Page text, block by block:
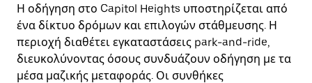
Η οδήγηση στο Capitol Heights υποστηρίζεται από
ένα δίκτυο δρόμων και επιλογών στάθμευσης. Η
περιοχή διαθέτει εγκαταστάσεις park-and-ride,
διευκολύνοντας όσους συνδυάζουν οδήγηση με τα
μέσα μαζικής μεταφοράς. Οι συνθήκες